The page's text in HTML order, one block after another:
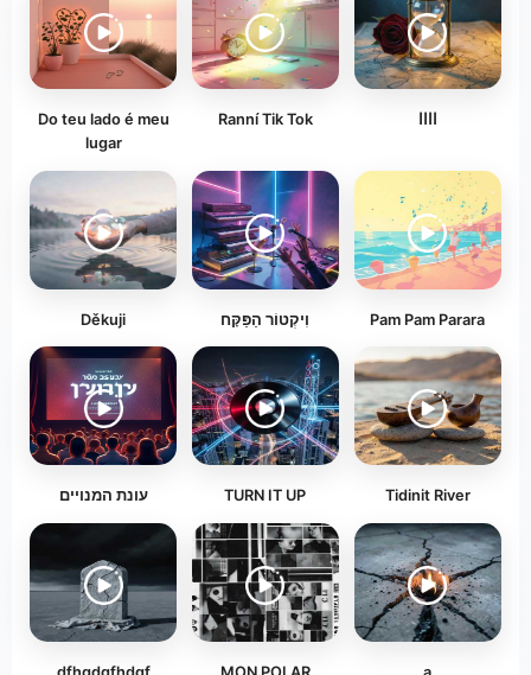
Do teu lado é meu
lugar
Ranní Tik Tok
Děkuji וִיקְטוֹר הַפַּקָּח Pam Pam Parara
עונת המנויים TURN IT UP Tidinit River